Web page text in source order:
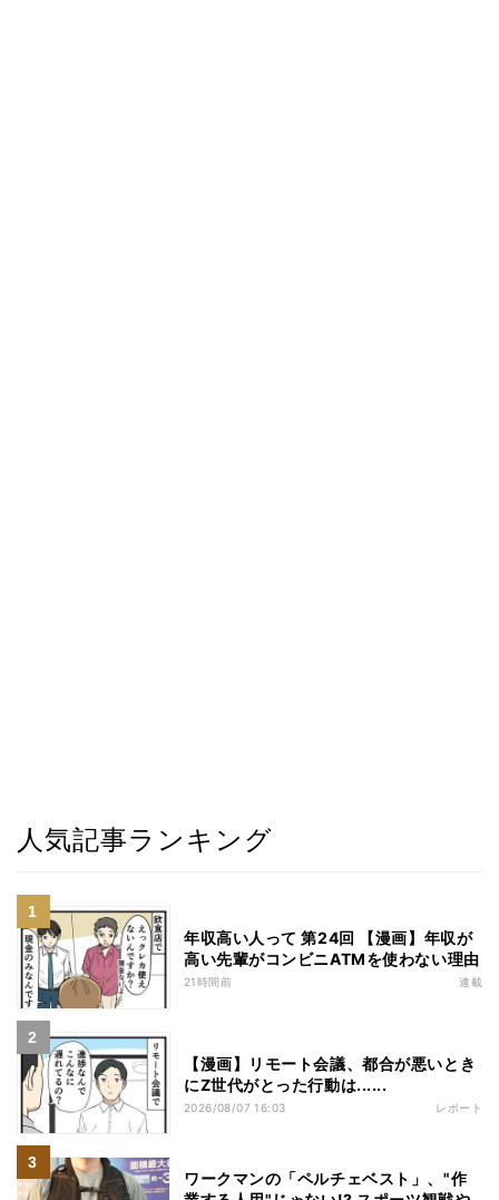
人気記事ランキング
年収高い人って 第24回 【漫画】年収が
高い先輩がコンビニATMを使わない理由
21時間前 連載
【漫画】リモート会議、都合が悪いとき
にZ世代がとった行動は......
2026/08/07 16:03 レポート
ワークマンの「ペルチェベスト」、"作